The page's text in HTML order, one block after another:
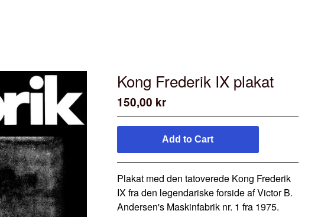
Kong Frederik IX plakat
150,00 kr
Add to Cart
Plakat med den tatoverede Kong Frederik
IX fra den legendariske forside af Victor B.
Andersen's Maskinfabrik nr. 1 fra 1975.